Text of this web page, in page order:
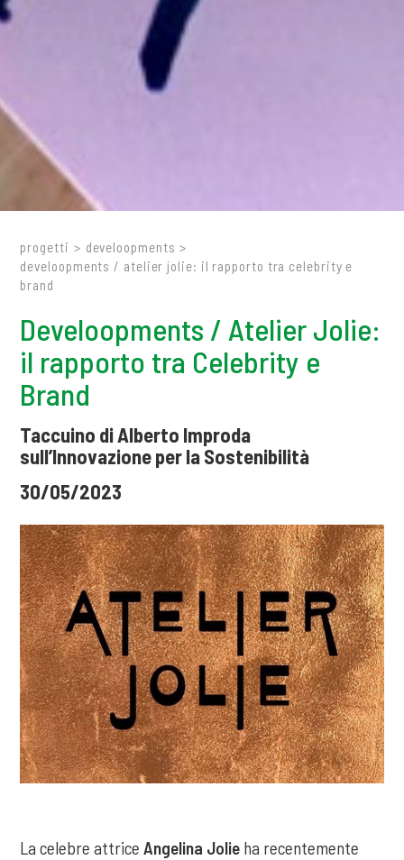
progetti > develoopments >
develoopments / atelier jolie: il rapporto tra celebrity e
brand
Develoopments / Atelier Jolie:
il rapporto tra Celebrity e
Brand
Taccuino di Alberto Improda
sull’Innovazione per la Sostenibilità
30/05/2023
La celebre attriceAngelina Jolie ha recentemente